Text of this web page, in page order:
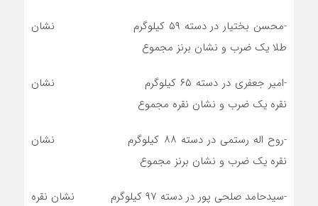
-محسن بختیار در دسته ۵۹ کیلوگرم نشان
طلا یک ضرب و نشان برنز مجموع
-امیر جعفری در دسته ۶۵ کیلوگرم نشان
نقره یک ضرب و نشان نقره مجموع
-روح اله رستمی در دسته ۸۸ کیلوگرم نشان
نقره یک ضرب و نشان برنز مجموع
-سیدحامد صلحی پور در دسته ۹۷ کیلوگرم نشان نقره